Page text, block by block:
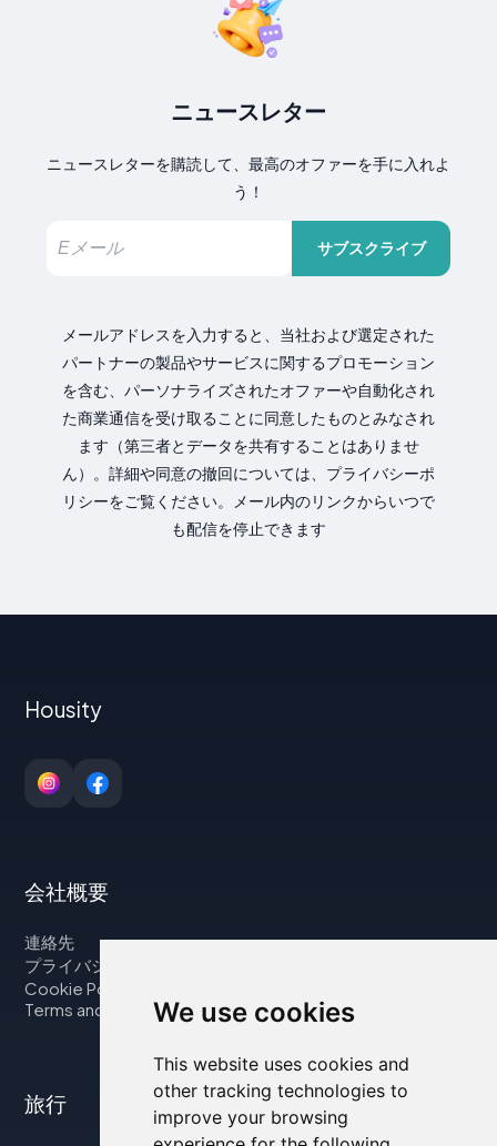
We use cookies
This website uses cookies and
other tracking technologies to
improve your browsing
ニュースレター
ニュースレターを購読して、最高のオファーを手に入れよ
う！
サブスクライブ
メールアドレスを入力すると、当社および選定された
パートナーの製品やサービスに関するプロモーション
を含む、パーソナライズされたオファーや自動化され
た商業通信を受け取ることに同意したものとみなされ
ます（第三者とデータを共有することはありませ
ん）。詳細や同意の撤回については、プライバシーポ
リシーをご覧ください。メール内のリンクからいつで
も配信を停止できます
Housity
会社概要
連絡先
プライバシーポリシー
Cookie Policy
Terms and Conditions
旅行